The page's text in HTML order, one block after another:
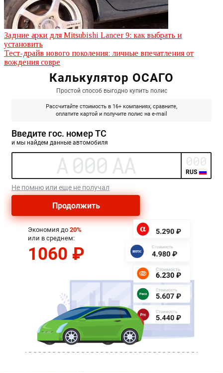
Задние арки для Mitsubishi Lancer 9: как выбрать и
установить
Тест-драйв нового поколения: личные впечатления от
вождения совре